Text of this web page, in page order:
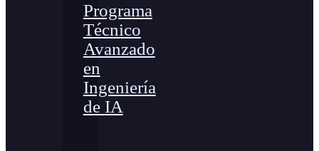
Programa
Técnico
Avanzado
en
Ingeniería
de IA